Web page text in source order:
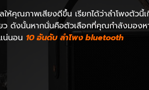
ห้คุณภาพเสียงดีขึ้น เรียกได้ว่าลำโพงตัวนี้
ว ดังนั้นหากนั่นคือตัวเลือกที่คุณกำลังมองห
น่นอน 10 อันดับ ลําโพง bluetooth